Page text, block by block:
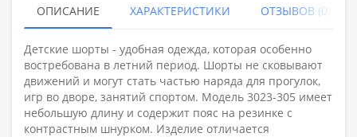
ОПИСАНИЕ ХАРАКТЕРИСТИКИ ОТЗЫВОВ (0)
Детские шорты - удобная одежда, которая особенно
востребована в летний период. Шорты не сковывают
движений и могут стать частью наряда для прогулок,
игр во дворе, занятий спортом. Модель 3023-305 имеет
небольшую длину и содержит пояс на резинке с
контрастным шнурком. Изделие отличается